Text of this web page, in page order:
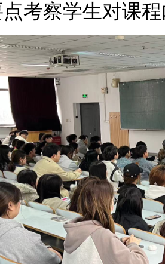
点考察学生对